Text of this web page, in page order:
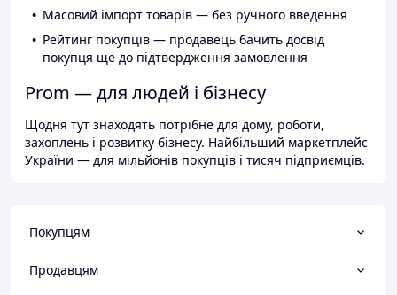
Масовий імпорт товарів — без ручного введення
Рейтинг покупців — продавець бачить досвід
покупця ще до підтвердження замовлення
Prom — для людей і бізнесу
Щодня тут знаходять потрібне для дому, роботи,
захоплень і розвитку бізнесу. Найбільший маркетплейс
України — для мільйонів покупців і тисяч підприємців.
Покупцям
Продавцям